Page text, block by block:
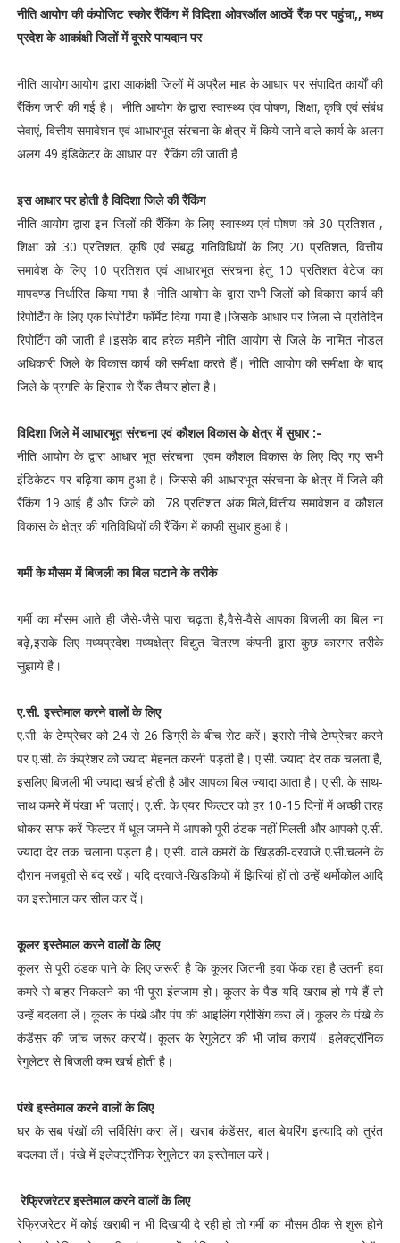
नीति आयोग की कंपोजिट स्कोर रैंकिंग में विदिशा ओवरऑल आठवें रैंक पर पहुंचा,, मध्य
प्रदेश के आकांक्षी जिलों में दूसरे पायदान पर
नीति आयोग आयोग द्वारा आकांक्षी जिलों में अप्रैल माह के आधार पर संपादित कार्यों की
रैंकिंग जारी की गई है। नीति आयोग के द्वारा स्वास्थ्य एंव पोषण, शिक्षा, कृषि एवं संबंध
सेवाएं, वित्तीय समावेशन एवं आधारभूत संरचना के क्षेत्र में किये जाने वाले कार्य के अलग
अलग 49 इंडिकेटर के आधार पर रैंकिंग की जाती है
इस आधार पर होती है विदिशा जिले की रैंकिंग
नीति आयोग द्वारा इन जिलों की रैंकिंग के लिए स्वास्थ्य एवं पोषण को 30 प्रतिशत ,
शिक्षा को 30 प्रतिशत, कृषि एवं संबद्ध गतिविधियों के लिए 20 प्रतिशत, वित्तीय
समावेश के लिए 10 प्रतिशत एवं आधारभूत संरचना हेतु 10 प्रतिशत वेटेज का
मापदण्ड निर्धारित किया गया है।नीति आयोग के द्वारा सभी जिलों को विकास कार्य की
रिपोर्टिंग के लिए एक रिपोर्टिंग फॉर्मेट दिया गया है।जिसके आधार पर जिला से प्रतिदिन
रिपोर्टिंग की जाती है।इसके बाद हरेक महीने नीति आयोग से जिले के नामित नोडल
अधिकारी जिले के विकास कार्य की समीक्षा करते हैं। नीति आयोग की समीक्षा के बाद
जिले के प्रगति के हिसाब से रैंक तैयार होता है।
विदिशा जिले में आधारभूत संरचना एवं कौशल विकास के क्षेत्र में सुधार :-
नीति आयोग के द्वारा आधार भूत संरचना एवम कौशल विकास के लिए दिए गए सभी
इंडिकेटर पर बढ़िया काम हुआ है। जिससे की आधारभूत संरचना के क्षेत्र में जिले की
रैंकिंग 19 आई हैं और जिले को 78 प्रतिशत अंक मिले,वित्तीय समावेशन व कौशल
विकास के क्षेत्र की गतिविधियों की रैंकिंग में काफी सुधार हुआ है।
गर्मी के मौसम में बिजली का बिल घटाने के तरीके
गर्मी का मौसम आते ही जैसे-जैसे पारा चढ़ता है,वैसे-वैसे आपका बिजली का बिल ना
बढ़े,इसके लिए मध्यप्रदेश मध्यक्षेत्र विद्युत वितरण कंपनी द्वारा कुछ कारगर तरीके
सुझाये है।
ए.सी. इस्तेमाल करने वालों के लिए
ए.सी. के टेम्प्रेचर को 24 से 26 डिग्री के बीच सेट करें। इससे नीचे टेम्प्रेचर करने
पर ए.सी. के कंप्रेशर को ज्यादा मेहनत करनी पड़ती है। ए.सी. ज्यादा देर तक चलता है,
इसलिए बिजली भी ज्यादा खर्च होती है और आपका बिल ज्यादा आता है। ए.सी. के साथ-
साथ कमरे में पंखा भी चलाएं। ए.सी. के एयर फिल्टर को हर 10-15 दिनों में अच्छी तरह
धोकर साफ करें फिल्टर में धूल जमने में आपको पूरी ठंडक नहीं मिलती और आपको ए.सी.
ज्यादा देर तक चलाना पड़ता है। ए.सी. वाले कमरों के खिड़की-दरवाजे ए.सी.चलने के
दौरान मजबूती से बंद रखें। यदि दरवाजे-खिड़कियों में झिरियां हों तो उन्हें थर्मोकोल आदि
का इस्तेमाल कर सील कर दें।
कूलर इस्तेमाल करने वालों के लिए
कूलर से पूरी ठंडक पाने के लिए जरूरी है कि कूलर जितनी हवा फेंक रहा है उतनी हवा
कमरे से बाहर निकलने का भी पूरा इंतजाम हो। कूलर के पैड यदि खराब हो गये हैं तो
उन्हें बदलवा लें। कूलर के पंखे और पंप की आइलिंग ग्रीसिंग करा लें। कूलर के पंखे के
कंडेंसर की जांच जरूर करायें। कूलर के रेगुलेटर की भी जांच करायें। इलेक्ट्रॉनिक
रेगुलेटर से बिजली कम खर्च होती है।
पंखे इस्तेमाल करने वालों के लिए
घर के सब पंखों की सर्विसिंग करा लें। खराब कंडेंसर, बाल बेयरिंग इत्यादि को तुरंत
बदलवा लें। पंखे में इलेक्ट्रॉनिक रेगुलेटर का इस्तेमाल करें।
रेफ्रिजरेटर इस्तेमाल करने वालों के लिए
रेफ्रिजरेटर में कोई खराबी न भी दिखायी दे रही हो तो गर्मी का मौसम ठीक से शुरू होने